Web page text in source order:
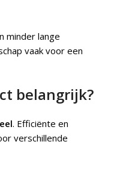
minder lange
vaak voor een
belangrijk?
. Efficiënte en
verschillende